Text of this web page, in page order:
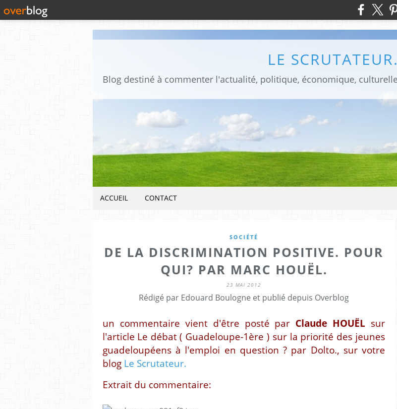
LE SCRUTATEUR.
ACCUEIL CONTACT
SOCIÉTÉ
DE LA DISCRIMINATION POSITIVE. POUR
QUI? PAR MARC HOUËL.
23 MAI 2012
Rédigé par Edouard Boulogne et publié depuis Overblog
un commentaire vient d'être posté par Claude HOUËL sur
l'article Le débat ( Guadeloupe-1ère ) sur la priorité des jeunes
guadeloupéens à l'emploi en question ? par Dolto., sur votre
blog Le Scrutateur.
Extrait du commentaire: